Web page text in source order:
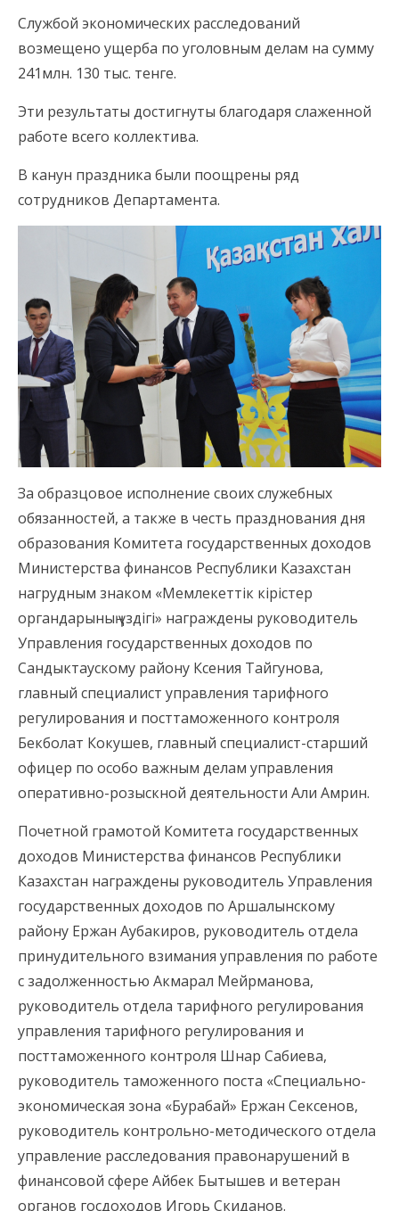
Службой экономических расследований
возмещено ущерба по уголовным делам на сумму
241млн. 130 тыс. тенге.
Эти результаты достигнуты благодаря слаженной
работе всего коллектива.
В канун праздника были поощрены ряд
сотрудников Департамента.
За образцовое исполнение своих служебных
обязанностей, а также в честь празднования дня
образования Комитета государственных доходов
Министерства финансов Республики Казахстан
нагрудным знаком «Мемлекеттік кірістер
органдарының үздігі» награждены руководитель
Управления государственных доходов по
Сандыктаускому району Ксения Тайгунова,
главный специалист управления тарифного
регулирования и посттаможенного контроля
Бекболат Кокушев, главный специалист-старший
офицер по особо важным делам управления
оперативно-розыскной деятельности Али Амрин.
Почетной грамотой Комитета государственных
доходов Министерства финансов Республики
Казахстан награждены руководитель Управления
государственных доходов по Аршалынскому
району Ержан Аубакиров, руководитель отдела
принудительного взимания управления по работе
с задолженностью Акмарал Мейрманова,
руководитель отдела тарифного регулирования
управления тарифного регулирования и
посттаможенного контроля Шнар Сабиева,
руководитель таможенного поста «Специально-
экономическая зона «Бурабай» Ержан Сексенов,
руководитель контрольно-методического отдела
управление расследования правонарушений в
финансовой сфере Айбек Бытышев и ветеран
органов госдоходов Игорь Скиданов.